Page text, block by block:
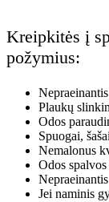
Kreipkitės į
požymius:
Plaukų
Odos
Spuogai,
Nemalonus
Odos
Jei naminis